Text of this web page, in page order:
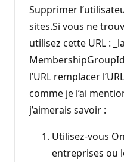
Supprimer
sites.Si vous ne
utilisez cette URL :
l’URL remplacer
comme je l’ai
j’aimerais savoir :
Utilisez-vous
entreprises ou